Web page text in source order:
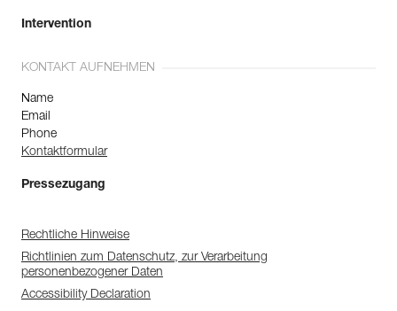
Intervention
KONTAKT AUFNEHMEN
Name
Email
Phone
Kontaktformular
Pressezugang
Rechtliche Hinweise
Richtlinien zum Datenschutz, zur Verarbeitung
personenbezogener Daten
Accessibility Declaration